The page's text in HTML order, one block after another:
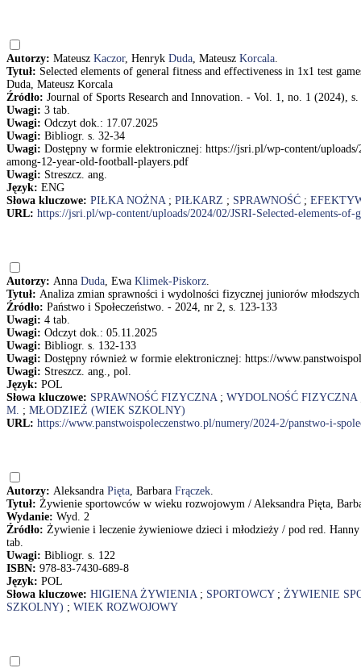
Autorzy: Mateusz Kaczor, Henryk Duda, Mateusz Korcala.
Tytuł: Selected elements of general fitness and effectiveness in 1x1 test
Duda, Mateusz Korcala
Źródło: Journal of Sports Research and Innovation. - Vol. 1, no. 1 (2024),
Uwagi: 3 tab.
Uwagi: Odczyt dok.: 17.07.2025
Uwagi: Bibliogr. s. 32-34
Uwagi: Dostępny w formie elektronicznej: https://jsri.pl/wp-content/
among-12-year-old-football-players.pdf
Uwagi: Streszcz. ang.
Język: ENG
Słowa kluczowe: PIŁKA NOŻNA; PIŁKARZ ; SPRAWNOŚĆ ;
URL: https://jsri.pl/wp-content/uploads/2024/02/JSRI-Selected-elements-
Autorzy: Anna Duda, Ewa Klimek-Piskorz.
Tytuł: Analiza zmian sprawności i wydolności fizycznej juniorów
Źródło: Państwo i Społeczeństwo. - 2024, nr 2, s. 123-133
Uwagi: 4 tab.
Uwagi: Odczyt dok.: 05.11.2025
Uwagi: Bibliogr. s. 132-133
Uwagi: Dostępny również w formie elektronicznej: https://
Uwagi: Streszcz. ang., pol.
Język: POL
Słowa kluczowe: SPRAWNOŚĆ FIZYCZNA; WYDOLNOŚĆ FIZYCZNA
M. ; MŁODZIEŻ (WIEK SZKOLNY)
URL: https://www.panstwoispoleczenstwo.pl/numery/2024-2/panstwo-i-
Autorzy: Aleksandra Pięta, Barbara Frączek.
Tytuł: Żywienie sportowców w wieku rozwojowym / Aleksandra Pięta,
Wydanie: Wyd. 2
Źródło: Żywienie i leczenie żywieniowe dzieci i młodzieży / pod red.
tab.
Uwagi: Bibliogr. s. 122
ISBN: 978-83-7430-689-8
Język: POL
Słowa kluczowe: HIGIENA ŻYWIENIA; SPORTOWCY; ŻYWIENIE
SZKOLNY) ; WIEK ROZWOJOWY